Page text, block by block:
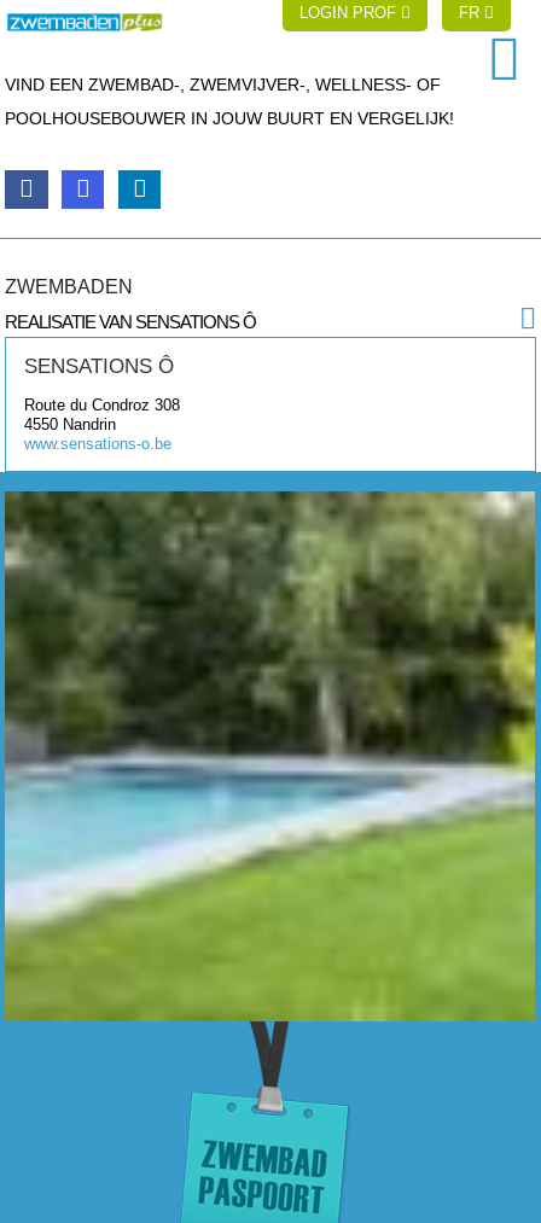
LOGIN PROF FR
VIND EEN ZWEMBAD-, ZWEMVIJVER-, WELLNESS- OF
POOLHOUSEBOUWER IN JOUW BUURT EN VERGELIJK!
ZWEMBADEN
REALISATIE VAN SENSATIONS Ô
SENSATIONS Ô
Route du Condroz 308
4550 Nandrin
www.sensations-o.be